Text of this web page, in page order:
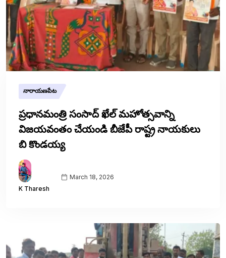
నారాయణపేట
ప్రధానమంత్రి సంసాద్ ఖేల్ మహోత్సవాన్ని
విజయవంతం చేయండి బీజేపీ రాష్ట్ర నాయకులు
బి కొండయ్య
K Tharesh
March 18, 2026